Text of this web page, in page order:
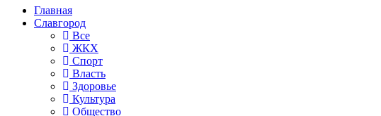
Главная
Славгород
Все
ЖКХ
Спорт
Власть
Здоровье
Культура
Общество